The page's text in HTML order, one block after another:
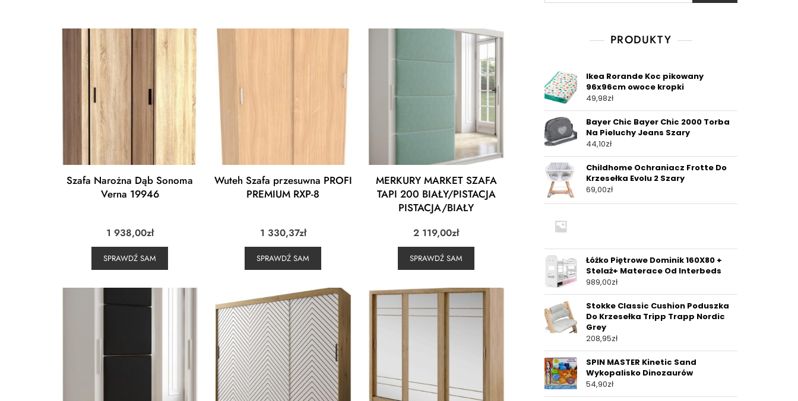
Szafa Narożna Dąb Sonoma
Verna 19946
1 938,00zł
SPRAWDŹ SAM
Wuteh Szafa przesuwna PROFI
PREMIUM RXP-8
1 330,37zł
SPRAWDŹ SAM
MERKURY MARKET SZAFA
TAPI 200 BIAŁY/PISTACJA
PISTACJA/BIAŁY
2 119,00zł
SPRAWDŹ SAM
PRODUKTY
Ikea Rorande Koc pikowany
96x96cm owoce kropki
49,98zł
Bayer Chic Bayer Chic 2000 Torba
Na Pieluchy Jeans Szary
44,10zł
Childhome Ochraniacz Frotte Do
Krzesełka Evolu 2 Szary
69,00zł
Łóżko Piętrowe Dominik 160X80 +
Stelaż+ Materace Od Interbeds
989,00zł
Stokke Classic Cushion Poduszka
Do Krzesełka Tripp Trapp Nordic
Grey
208,95zł
SPIN MASTER Kinetic Sand
Wykopalisko Dinozaurów
54,90zł